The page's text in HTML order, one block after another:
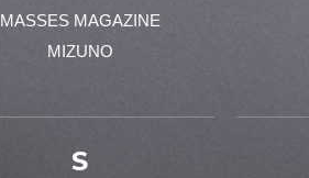
MASSES MAGAZINE
MIZUNO
S